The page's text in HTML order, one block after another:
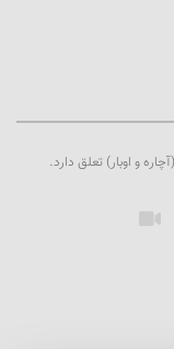
و اوبار) تعلق دارد.